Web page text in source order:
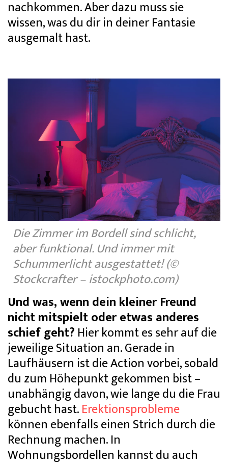
nachkommen. Aber dazu muss sie
wissen, was du dir in deiner Fantasie
ausgemalt hast.
Die Zimmer im Bordell sind schlicht,
aber funktional. Und immer mit
Schummerlicht ausgestattet! (©
Stockcrafter – istockphoto.com)
Und was, wenn dein kleiner Freund
nicht mitspielt oder etwas anderes
schief geht? Hier kommt es sehr auf die
jeweilige Situation an. Gerade in
Laufhäusern ist die Action vorbei, sobald
du zum Höhepunkt gekommen bist –
unabhängig davon, wie lange du die Frau
gebucht hast.Erektionsprobleme
können ebenfalls einen Strich durch die
Rechnung machen. In
Wohnungsbordellen kannst du auch